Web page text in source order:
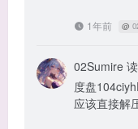
1年前 @
02Sumire
度盘
应该直接解